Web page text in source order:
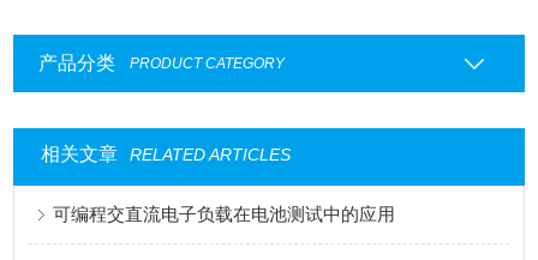
产品分类 PRODUCT CATEGORY
相关文章 RELATED ARTICLES
可编程交直流电子负载在电池测试中的应用